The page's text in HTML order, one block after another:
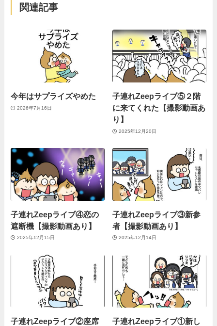
関連記事
今年はサプライズやめた
2026年7月16日
子連れZeepライブ⑤２階
に来てくれた【撮影動画あ
り】
2025年12月20日
子連れZeepライブ④恋の
遮断機【撮影動画あり】
2025年12月15日
子連れZeepライブ③新参
者【撮影動画あり】
2025年12月14日
子連れZeepライブ②座席
子連れZeepライブ①新し